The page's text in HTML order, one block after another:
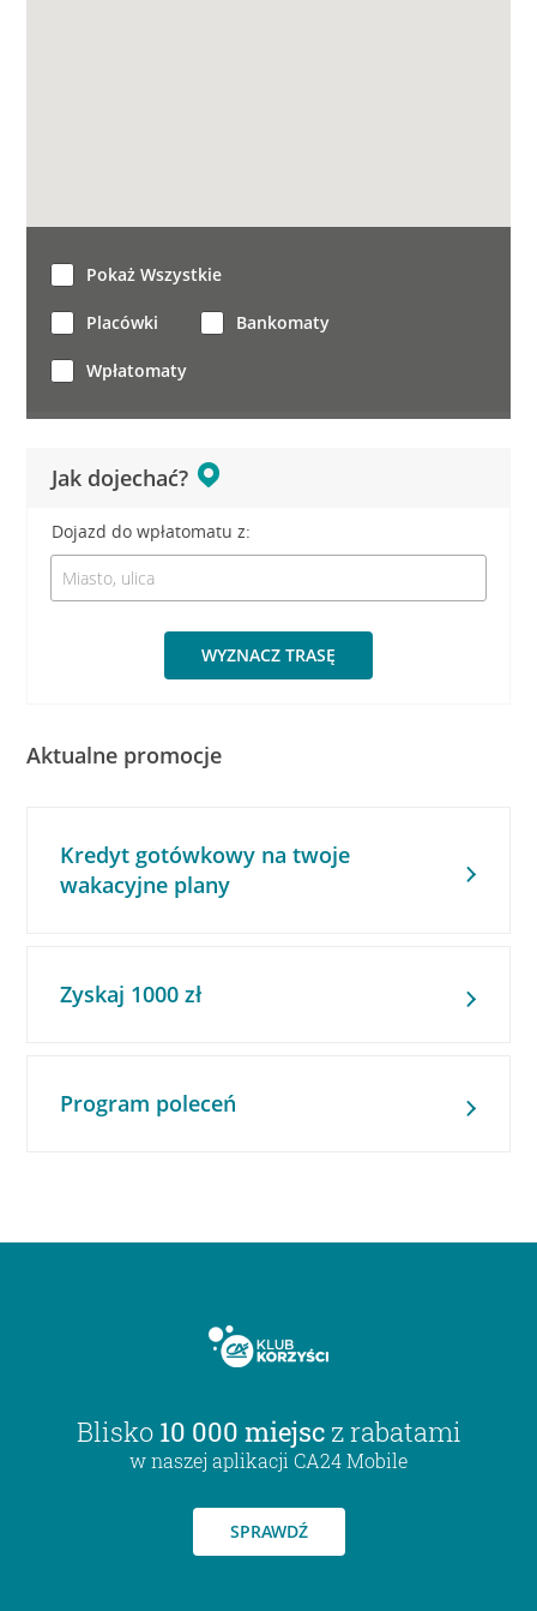
Jak dojechać?
Dojazd do wpłatomatu z:
WYZNACZ TRASĘ
Pokaż Wszystkie
Placówki Bankomaty
Wpłatomaty
Aktualne promocje
Kredyt gotówkowy na twoje
wakacyjne plany
Zyskaj 1000 zł
Program poleceń
Blisko 10 000 miejsc z rabatami
w naszej aplikacji CA24 Mobile
SPRAWDŹ